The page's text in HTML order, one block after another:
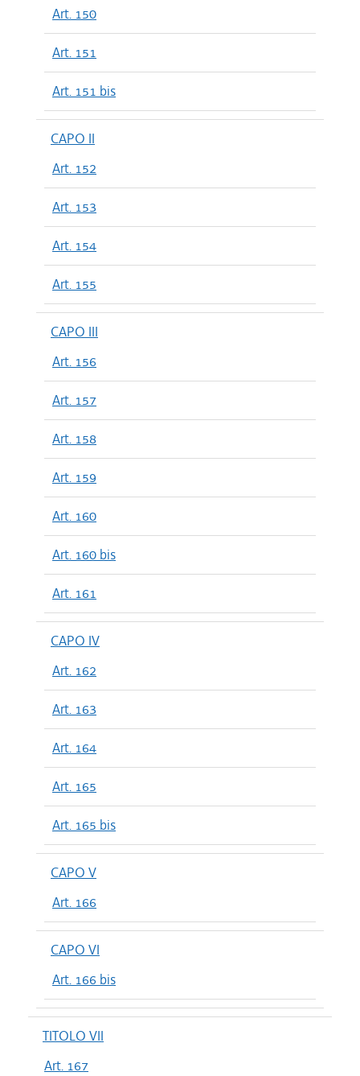
Art. 150
Art. 151
Art. 151 bis
CAPO II
Art. 152
Art. 153
Art. 154
Art. 155
CAPO III
Art. 156
Art. 157
Art. 158
Art. 159
Art. 160
Art. 160 bis
Art. 161
CAPO IV
Art. 162
Art. 163
Art. 164
Art. 165
Art. 165 bis
CAPO V
Art. 166
CAPO VI
Art. 166 bis
TITOLO VII
Art. 167